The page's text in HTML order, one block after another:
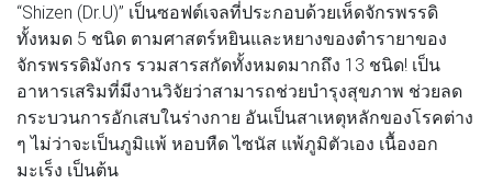
“Shizen (Dr.U)” เป็นซอฟต์เจลที่ประกอบด้วยเห็ดจักรพรรดิ
ทั้งหมด 5 ชนิด ตามศาสตร์หยินและหยางของตำรายาของ
จักรพรรดิมังกร รวมสารสกัดทั้งหมดมากถึง 13 ชนิด! เป็น
อาหารเสริมที่มีงานวิจัยว่าสามารถช่วยบำรุงสุขภาพ ช่วยลด
กระบวนการอักเสบในร่างกาย อันเป็นสาเหตุหลักของโรคต่าง
ๆ ไม่ว่าจะเป็นภูมิแพ้ หอบหืด ไซนัส แพ้ภูมิตัวเอง เนื้องอก
มะเร็ง เป็นต้น